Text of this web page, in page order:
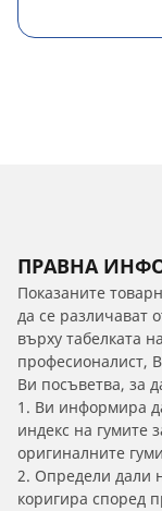
ПРАВНА
Показаните
да се различават
върху табелката
професионалист,
Ви посъветва, за
1. Ви информира
индекс на гумите
оригиналните
2. Определи дали
коригира според